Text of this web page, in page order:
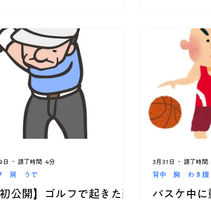
初公開】ゴルフで起きた頚
肩 うで
日 読了時間: 4分
バスケ中に
背中 胸 わき腹
3月31日 読了時間: